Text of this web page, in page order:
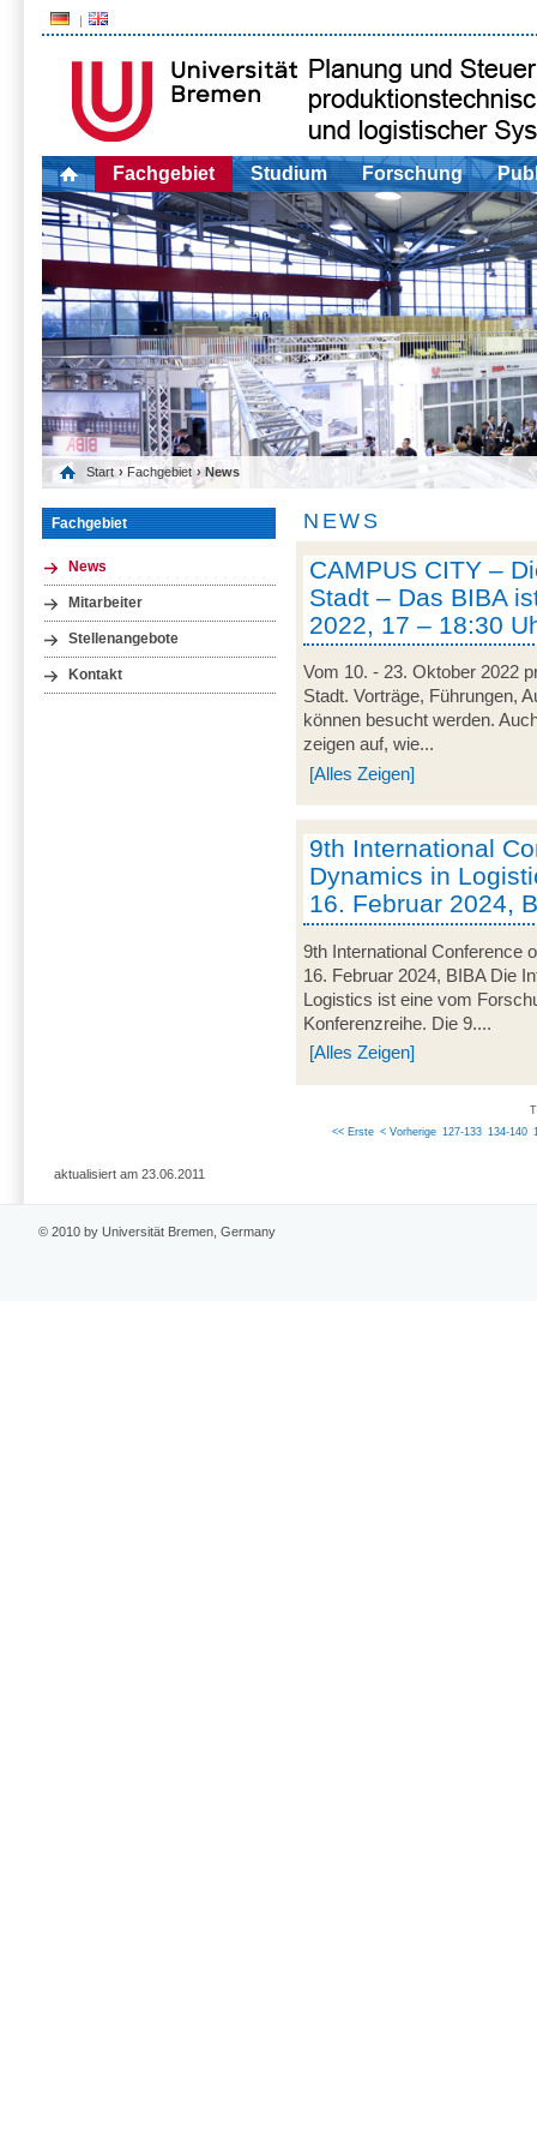
Fachgebiet Studium Forschung
Start › Fachgebiet › News
Fachgebiet
News
Mitarbeiter
Stellenangebote
Kontakt
NEWS
CAMPUS CITY –
Stadt – Das BIBA
2022, 17 – 18:30
Vom 10. - 23. Oktober 2022
Stadt. Vorträge, Führungen,
können besucht werden.
zeigen auf, wie...
[Alles Zeigen]
9th International
Dynamics in
16. Februar 2024,
9th International Conference
16. Februar 2024, BIBA Die
Logistics ist eine vom
Konferenzreihe. Die 9....
[Alles Zeigen]
<< Erste < Vorherige 127-133 134-140
aktualisiert am 23.06.2011
© 2010 by Universität Bremen, Germany